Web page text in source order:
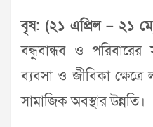
বৃষ: (২১ এপ্রিল – ২১
বন্ধুবান্ধব ও পরিবারের
ব্যবসা ও জীবিকা
সামাজিক অবস্থার উন্নতি।